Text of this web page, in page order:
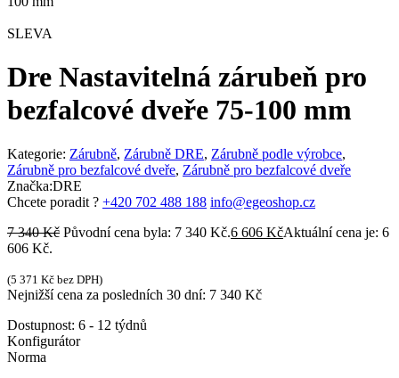
SLEVA
Dre Nastavitelná zárubeň pro
bezfalcové dveře 75-100 mm
Kategorie: Zárubně, Zárubně DRE, Zárubně podle výrobce,
Zárubně pro bezfalcové dveře, Zárubně pro bezfalcové dveře
Značka:DRE
Chcete poradit ? +420 702 488 188 info@egeoshop.cz
7 340Kč Původní cena byla: 7 340 Kč.6 606 KčAktuální cena je: 6
606 Kč.
(5 371 Kč bez DPH)
Nejnižší cena za posledních 30 dní: 7 340 Kč
Dostupnost: 6 - 12 týdnů
Konfigurátor
Norma